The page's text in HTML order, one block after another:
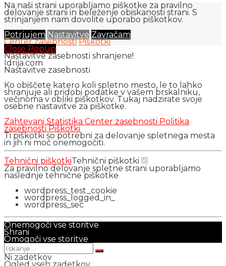
Na naši strani uporabljamo piškotke za pravilno
delovanje strani in beleženje obiskanosti strani. S
strinjanjem nam dovolite uporabo piškotkov.
Potrjujem Nastavitve Zavračam
Center zasebnosti Piškotki
Close Popup
Nastavitve zasebnosti shranjene!
Idrija.com
Nastavitve zasebnosti
Ko obiščete katero koli spletno mesto, le to lahko
shranjuje ali pridobi podatke v vašem brskalniku,
večinoma v obliki piškotkov. Tukaj nadzirate svoje
osebne nastavitve za piškotke.
Zahtevani Statistika Center zasebnosti Politika
zasebnosti Piškotki
Ti piškotki so potrebni za delovanje spletnega mesta
in jih ni moč onemogočiti.
Tehnični piškotkiTehnični piškotki
Za pravilno delovanje spletne strani uporabljamo
naslednje tehnične piškotke
wordpress_test_cookie
wordpress_logged_in_
wordpress_sec
Onemogoči vse storitve
Shrani
Omogoči vse storitve
Ni zadetkov